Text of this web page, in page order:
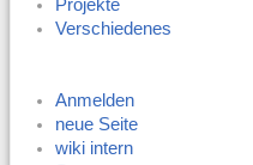
Projekte
Verschiedenes
Anmelden
neue Seite
wiki intern